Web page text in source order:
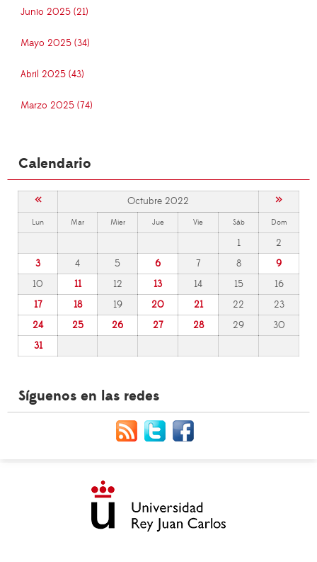
Junio 2025 (21)
Mayo 2025 (34)
Abril 2025 (43)
Marzo 2025 (74)
Calendario
« Octubre 2022 »
Lun Mar Mier Jue Vie Sáb Dom
1
2
3
4 5 6 7 8
9
10
11 12 13 14 15
16
17
18 19 20 21 22
23
24
25 26 27 28 29
30
31
Síguenos en las redes